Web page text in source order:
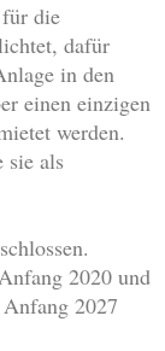
die
dafür
in den
einen einzigen
werden.
sie als
2020 und
2027